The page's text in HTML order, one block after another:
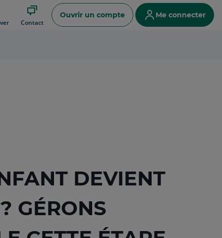
Contact
Ouvrir un compte Me connecter
DEVIENT
GÉRONS